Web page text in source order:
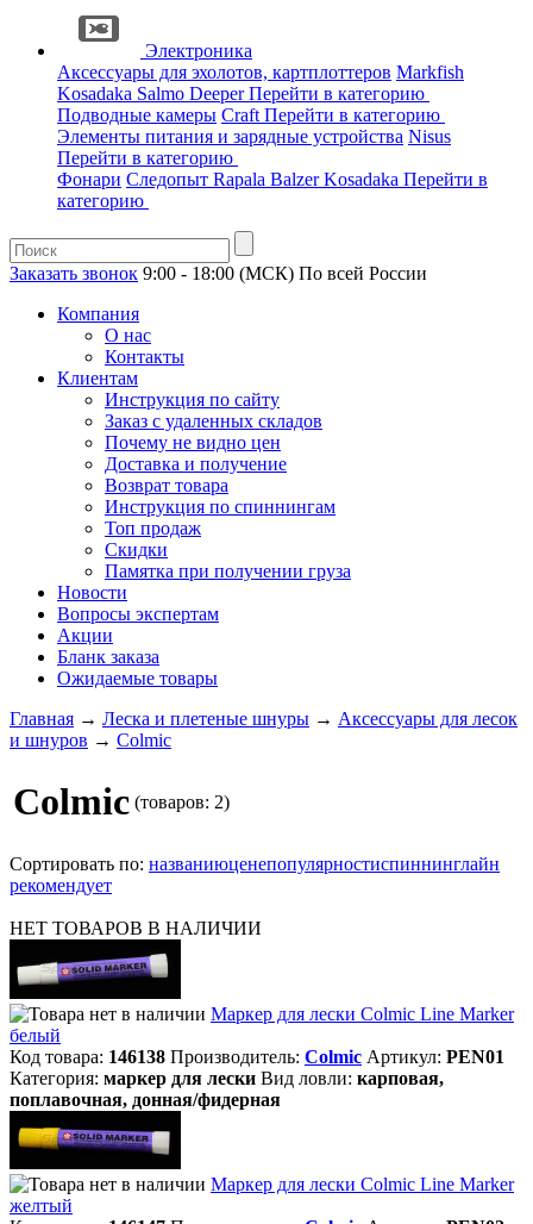
Электроника
Аксессуары для эхолотов, картплоттеров Markfish
Kosadaka Salmo DeeperПерейти в категорию
Подводные камеры Craft Перейти в категорию
Элементы питания и зарядные устройства Nisus
Перейти в категорию
Фонари Следопыт Rapala BalzerKosadaka Перейти в
категорию
Заказать звонок 9:00 - 18:00 (МСК) По всей России
Компания
О нас
Контакты
Клиентам
Инструкция по сайту
Заказ с удаленных складов
Почему не видно цен
Доставка и получение
Возврат товара
Инструкция по спиннингам
Топ продаж
Скидки
Памятка при получении груза
Новости
Вопросы экспертам
Акции
Бланк заказа
Ожидаемые товары
Главная → Леска и плетеные шнуры → Аксессуары для лесок
и шнуров → Colmic
Colmic (товаров: 2)
Сортировать по: названиюценепопулярностиспиннинглайн
рекомендует
НЕТ ТОВАРОВ В НАЛИЧИИ
Маркер для лески Colmic Line Marker
белый
Код товара: 146138 Производитель: Colmic Артикул: PEN01
Категория: маркер для лески Вид ловли: карповая,
поплавочная, донная/фидерная
Маркер для лески Colmic Line Marker
желтый